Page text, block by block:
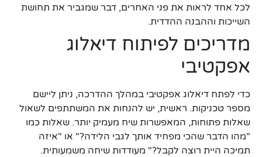
לכל אחד לראות את פני האחרים, דבר שמגביר את תחושת
השייכות וההבנה ההדדית.
מדריכים לפיתוח דיאלוג
אפקטיבי
כדי לפתח דיאלוג אפקטיבי במהלך ההדרכה, ניתן ליישם
מספר טכניקות. ראשית, יש להנחות את המשתתפים לשאול
שאלות פתוחות, המאפשרות שיח מעמיק יותר. שאלות כמו
"מהו הדבר שהכי מפחיד אותך לגבי הלידה?" או "איזה
תמיכה היית רוצה לקבל?" מעודדות שיחה משמעותית.